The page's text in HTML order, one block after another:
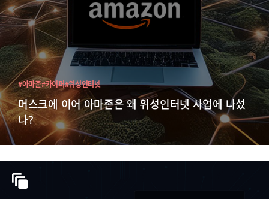
머스크에 이어 아마존은 왜 위성인터넷 사업에 나섰
나?
#아마존#카이퍼#위성인터넷